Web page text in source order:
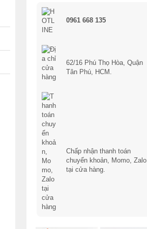
0961 668 135
62/16 Phú Thọ Hòa, Quận
Tân Phú, HCM.
Chấp nhận thanh toán
chuyển khoản, Momo, Zalo
tại cửa hàng.